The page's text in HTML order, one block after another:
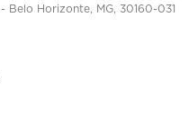
Belo Horizonte, MG, 30160-031